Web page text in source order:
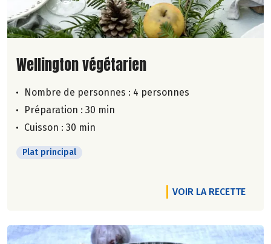
Lire la suite de la recette
Wellington végétarien
Nombre de personnes : 4 personnes
Préparation : 30 min
Cuisson : 30 min
Plat principal
VOIR LA RECETTE